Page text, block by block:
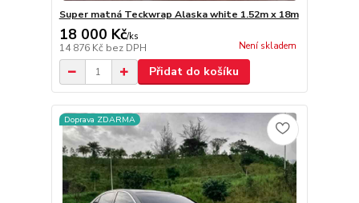
Super matná Teckwrap Alaska white 1.52m x 18m
18 000 Kč/ks
14 876 Kč bez DPH Není skladem
Přidat do košíku
Doprava ZDARMA